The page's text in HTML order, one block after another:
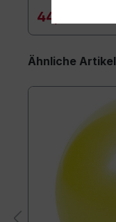
44,90 €*
Ähnliche Artikel